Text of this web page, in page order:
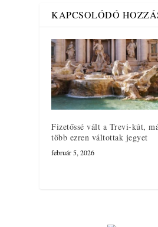
KAPCSOLÓDÓ
Fizetőssé vált a Trevi-kút,
több ezren váltottak jegyet
február 5, 2026